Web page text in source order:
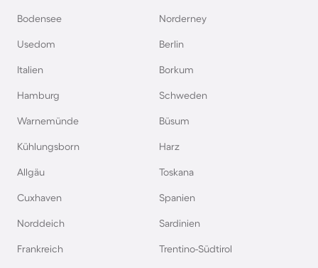
Bodensee Norderney
Usedom Berlin
Italien Borkum
Hamburg Schweden
Warnemünde Büsum
Kühlungsborn Harz
Allgäu Toskana
Cuxhaven Spanien
Norddeich Sardinien
Frankreich Trentino-Südtirol